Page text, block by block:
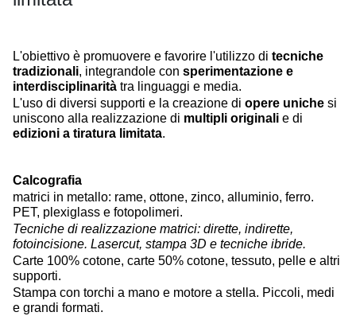
L'obiettivo è promuovere e favorire l'utilizzo di tecniche
tradizionali, integrandole con sperimentazione e
interdisciplinarità tra linguaggi e media.
L'uso di diversi supporti e la creazione di opere uniche si
uniscono alla realizzazione di multipli originali e di
edizioni a tiratura limitata.
Calcografia
matrici in metallo: rame, ottone, zinco, alluminio, ferro.
PET, plexiglass e fotopolimeri.
Tecniche di realizzazione matrici: dirette, indirette,
fotoincisione. Lasercut, stampa 3D e tecniche ibride.
Carte 100% cotone, carte 50% cotone, tessuto, pelle e altri
supporti.
Stampa con torchi a mano e motore a stella. Piccoli, medi
e grandi formati.